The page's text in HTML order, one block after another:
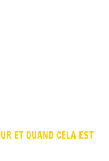
ET QUAND CELA EST